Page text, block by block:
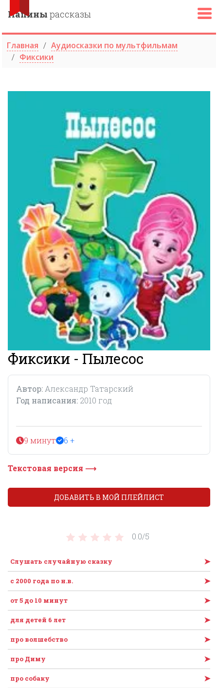
Папины рассказы
Главная
Аудиосказки по мультфильмам
Фиксики
Фиксики - Пылесос
Автор: Александр Татарский
Год написания: 2010 год
9 минут 6 +
Текстовая версия ⟶
0.0/5
Слушать случайную сказку ➤
c 2000 года по н.в. ➤
от 5 до 10 минут ➤
для детей 6 лет ➤
про волшебство ➤
про Диму ➤
про собаку ➤
ДОБАВИТЬ В МОЙ ПЛЕЙЛИСТ